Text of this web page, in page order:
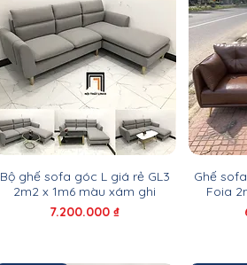
Bộ ghế sofa góc L giá rẻ GL3
2m2 x 1m6 màu xám ghi
Giá
7.200.000 ₫
Ghế
Foia